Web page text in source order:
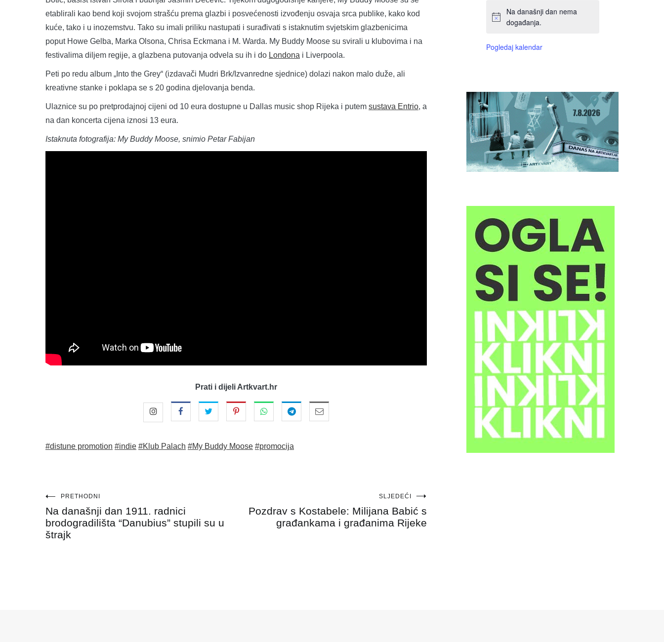
etablirali kao bend koji svojom strašću prema glazbi i posvećenosti izvođenju osvaja srca publike, kako kod
kuće, tako i u inozemstvu. Tako su imali priliku nastupati i surađivati s istaknutim svjetskim glazbenicima
poput Howe Gelba, Marka Olsona, Chrisa Eckmana i M. Warda. My Buddy Moose su svirali u klubovima i na
festivalima diljem regije, a glazbena putovanja odvela su ih i do Londona i Liverpoola.
Peti po redu album „Into the Grey“ (izdavači Mudri Brk/Izvanredne sjednice) dolazi nakon malo duže, ali
kreativne stanke i poklapa se s 20 godina djelovanja benda.
Ulaznice su po pretprodajnoj cijeni od 10 eura dostupne u Dallas music shop Rijeka i putem sustava Entrio, a
na dan koncerta cijena iznosi 13 eura.
Istaknuta fotografija: My Buddy Moose, snimio Petar Fabijan
Prati i dijeli Artkvart.hr
#distune promotion #indie #Klub Palach #My Buddy Moose #promocija
Navigacija
objava
PRETHODNI
Na današnji dan 1911. radnici
brodogradilišta “Danubius” stupili su u
štrajk
SLJEDEĆI
Pozdrav s Kostabele: Milijana Babić s
građankama i građanima Rijeke
Na današnji dan nema
događanja.
Pogledaj kalendar